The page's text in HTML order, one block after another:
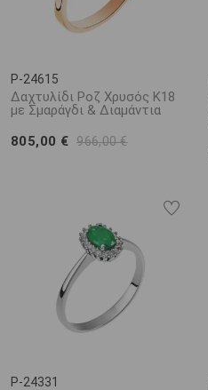
P-24615
Δαχτυλίδι Ροζ Χρυσός Κ18
με Σμαράγδι & Διαμάντια
805,00 € 966,00 €
P-24331